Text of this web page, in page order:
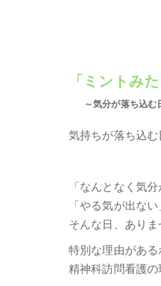
「ミントみ
～気分が落ち込む
気持ちが落ち込
「なんとなく気分
「やる気が出ない
そんな日、ありま
特別な理由があ
精神科訪問看護